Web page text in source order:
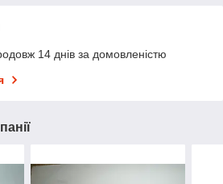
14 днів за домовленістю